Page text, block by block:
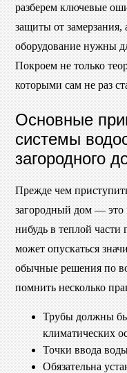
разберем ключевые
защиты от
оборудование нужны
Покроем не только
которыми сам не раз
Основные
системы
загородного
Прежде чем
загородный дом — это
нибудь в теплой части
может опускаться
обычные решения по
помнить несколько
Трубы должны
климатических
Точки ввода
Обязательна